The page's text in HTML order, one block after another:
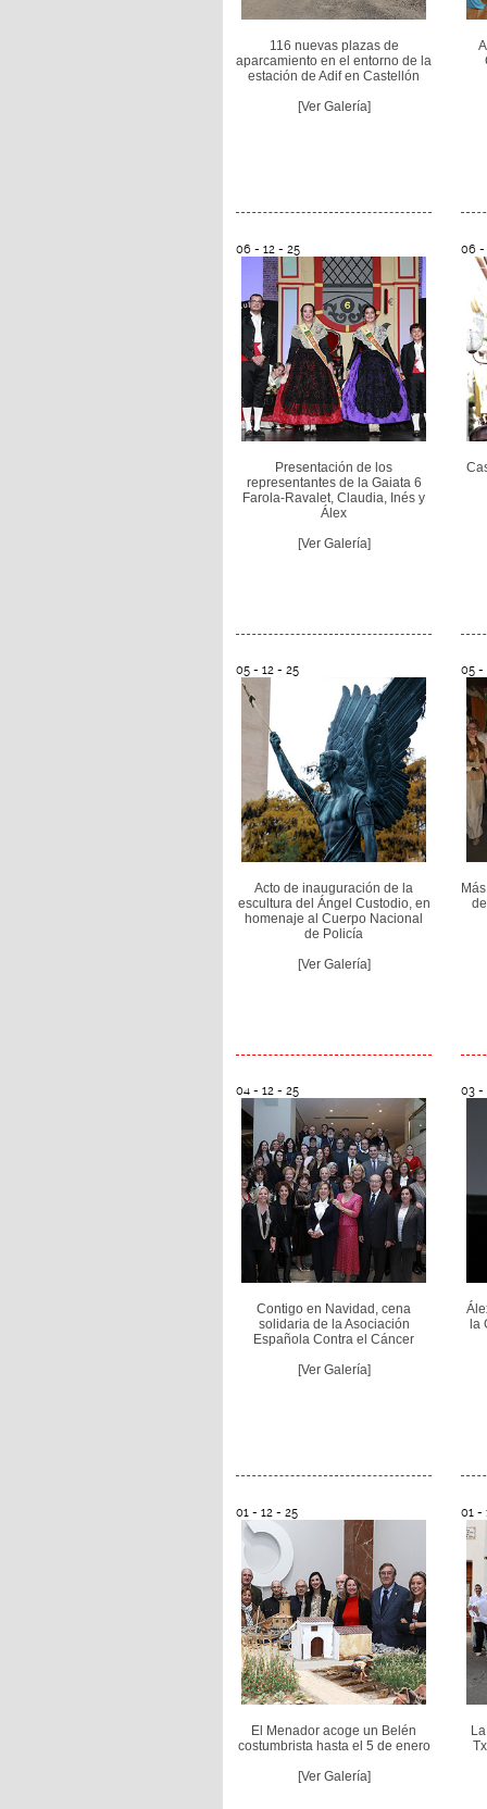
116 nuevas plazas de
aparcamiento en el entorno de la
estación de Adif en Castellón
[Ver Galería]
06 - 12 - 25
Presentación de los
representantes de la Gaiata 6
Farola-Ravalet, Claudia, Inés y
Álex
[Ver Galería]
06 -
05 - 12 - 25
Acto de inauguración de la
escultura del Ángel Custodio, en
homenaje al Cuerpo Nacional
de Policía
[Ver Galería]
05 -
04 - 12 - 25
Contigo en Navidad, cena
solidaria de la Asociación
Española Contra el Cáncer
[Ver Galería]
03 -
la
01 - 12 - 25
El Menador acoge un Belén
costumbrista hasta el 5 de enero
[Ver Galería]
01 -